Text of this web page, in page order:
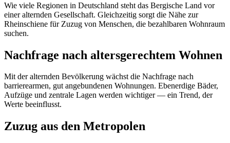
Wie viele Regionen in Deutschland steht das Bergische Land vor
einer alternden Gesellschaft. Gleichzeitig sorgt die Nähe zur
Rheinschiene für Zuzug von Menschen, die bezahlbaren Wohnraum
suchen.
Nachfrage nach altersgerechtem Wohnen
Mit der alternden Bevölkerung wächst die Nachfrage nach
barrierearmen, gut angebundenen Wohnungen. Ebenerdige Bäder,
Aufzüge und zentrale Lagen werden wichtiger — ein Trend, der
Werte beeinflusst.
Zuzug aus den Metropolen